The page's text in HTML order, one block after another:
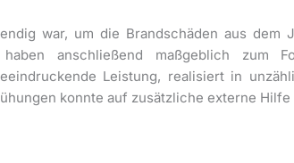
war, um die Brandschäden aus
anschließend maßgeblich zum
Leistung, realisiert in
konnte auf zusätzliche externe